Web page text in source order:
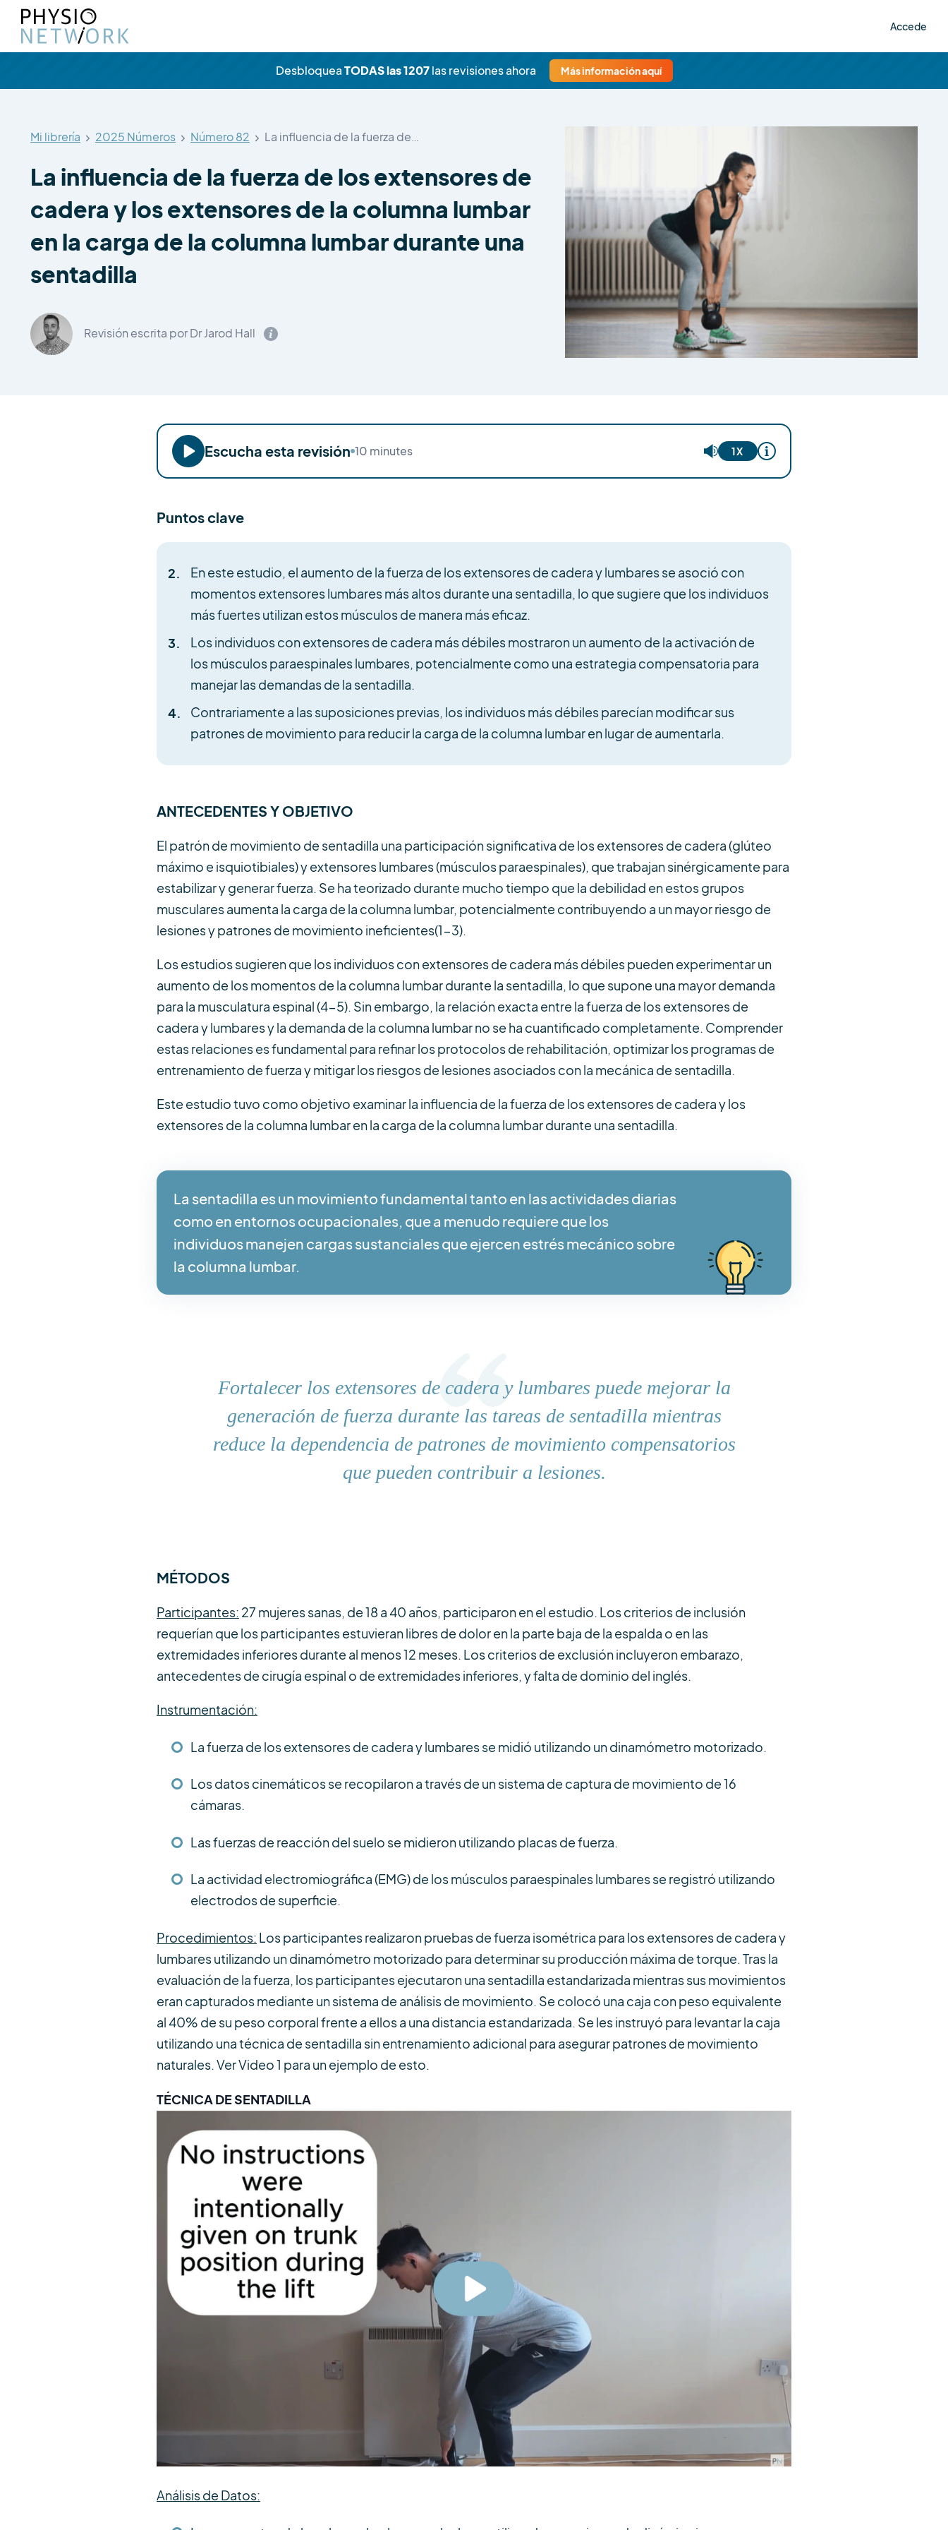
Accede
DesbloqueaTODAS las 1207las revisiones ahora Más información aquí
Mi librería 2025 Números Número 82 La influencia de la fuerza de…
La influencia de la fuerza de los extensores de
cadera y los extensores de la columna lumbar
en la carga de la columna lumbar durante una
sentadilla
Revisión escrita por Dr Jarod Hall
Escucha esta revisión 10 minutes 1X
Puntos clave
En este estudio, el aumento de la fuerza de los extensores de cadera y lumbares se asoció con
momentos extensores lumbares más altos durante una sentadilla, lo que sugiere que los individuos
más fuertes utilizan estos músculos de manera más eficaz.
Los individuos con extensores de cadera más débiles mostraron un aumento de la activación de
los músculos paraespinales lumbares, potencialmente como una estrategia compensatoria para
manejar las demandas de la sentadilla.
Contrariamente a las suposiciones previas, los individuos más débiles parecían modificar sus
patrones de movimiento para reducir la carga de la columna lumbar en lugar de aumentarla.
ANTECEDENTES Y OBJETIVO
El patrón de movimiento de sentadilla una participación significativa de los extensores de cadera (glúteo
máximo e isquiotibiales) y extensores lumbares (músculos paraespinales), que trabajan sinérgicamente para
estabilizar y generar fuerza. Se ha teorizado durante mucho tiempo que la debilidad en estos grupos
musculares aumenta la carga de la columna lumbar, potencialmente contribuyendo a un mayor riesgo de
lesiones y patrones de movimiento ineficientes(1-3).
Los estudios sugieren que los individuos con extensores de cadera más débiles pueden experimentar un
aumento de los momentos de la columna lumbar durante la sentadilla, lo que supone una mayor demanda
para la musculatura espinal (4-5). Sin embargo, la relación exacta entre la fuerza de los extensores de
cadera y lumbares y la demanda de la columna lumbar no se ha cuantificado completamente. Comprender
estas relaciones es fundamental para refinar los protocolos de rehabilitación, optimizar los programas de
entrenamiento de fuerza y mitigar los riesgos de lesiones asociados con la mecánica de sentadilla.
Este estudio tuvo como objetivo examinar la influencia de la fuerza de los extensores de cadera y los
extensores de la columna lumbar en la carga de la columna lumbar durante una sentadilla.
La sentadilla es un movimiento fundamental tanto en las actividades diarias
como en entornos ocupacionales, que a menudo requiere que los
individuos manejen cargas sustanciales que ejercen estrés mecánico sobre
la columna lumbar.
Fortalecer los extensores de cadera y lumbares puede mejorar la
generación de fuerza durante las tareas de sentadilla mientras
reduce la dependencia de patrones de movimiento compensatorios
que pueden contribuir a lesiones.
MÉTODOS
Participantes: 27 mujeres sanas, de 18 a 40 años, participaron en el estudio. Los criterios de inclusión
requerían que los participantes estuvieran libres de dolor en la parte baja de la espalda o en las
extremidades inferiores durante al menos 12 meses. Los criterios de exclusión incluyeron embarazo,
antecedentes de cirugía espinal o de extremidades inferiores, y falta de dominio del inglés.
Instrumentación:
La fuerza de los extensores de cadera y lumbares se midió utilizando un dinamómetro motorizado.
Los datos cinemáticos se recopilaron a través de un sistema de captura de movimiento de 16
cámaras.
Las fuerzas de reacción del suelo se midieron utilizando placas de fuerza.
La actividad electromiográfica (EMG) de los músculos paraespinales lumbares se registró utilizando
electrodos de superficie.
Procedimientos: Los participantes realizaron pruebas de fuerza isométrica para los extensores de cadera y
lumbares utilizando un dinamómetro motorizado para determinar su producción máxima de torque. Tras la
evaluación de la fuerza, los participantes ejecutaron una sentadilla estandarizada mientras sus movimientos
eran capturados mediante un sistema de análisis de movimiento. Se colocó una caja con peso equivalente
al 40% de su peso corporal frente a ellos a una distancia estandarizada. Se les instruyó para levantar la caja
utilizando una técnica de sentadilla sin entrenamiento adicional para asegurar patrones de movimiento
naturales. Ver Video 1 para un ejemplo de esto.
TÉCNICA DE SENTADILLA
Análisis de Datos: